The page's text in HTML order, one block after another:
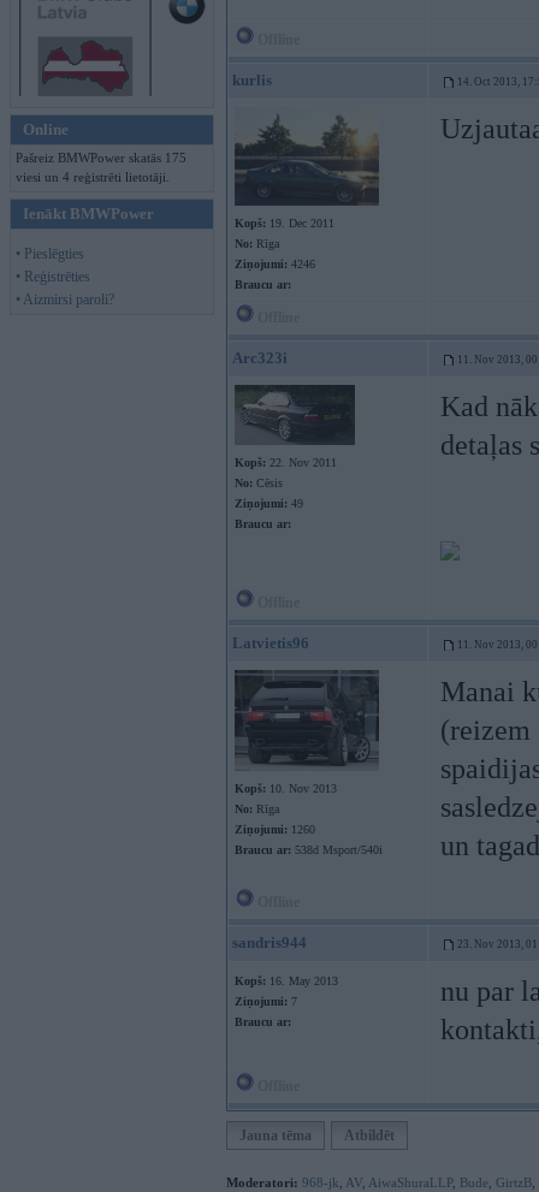
Online
Pašreiz BMWPower skatās 175
viesi un 4 reģistrēti lietotāji.
Ienākt BMWPower
• Pieslēgties
• Reģistrēties
• Aizmirsi paroli?
kurlis 14. Oct 2013,
Kopš: 19. Dec 2011
No: Rīga
Ziņojumi: 4246
Braucu ar:
Arc323i 11. Nov 2013,
Kopš: 22. Nov 2011
No: Cēsis
Ziņojumi: 49
Braucu ar:
Kad
detaļas
Latvietis96 11. Nov 2013,
Kopš: 10. Nov 2013
No: Rīga
Ziņojumi: 1260
Braucu ar: 538d Msport/540i
Manai
(reizem
un
sandris944 23. Nov 2013,
Kopš: 16. May 2013
Ziņojumi: 7
Braucu ar:
nu par
Jauna tēma Atbildēt
Moderatori: 968-jk AV AiwaShuraLLP, Bude GirtzB